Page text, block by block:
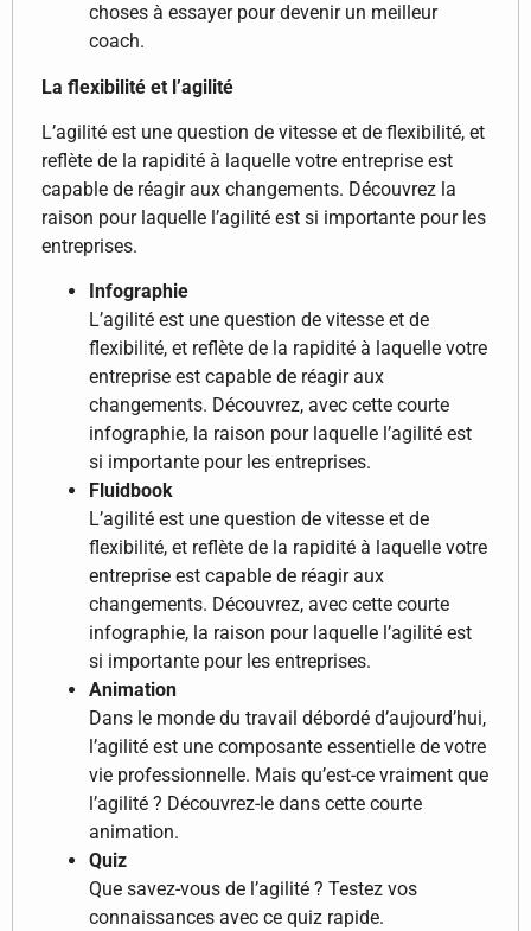
choses à essayer pour devenir un meilleur
coach.
La flexibilité et l’agilité
L’agilité est une question de vitesse et de flexibilité, et
reflète de la rapidité à laquelle votre entreprise est
capable de réagir aux changements. Découvrez la
raison pour laquelle l’agilité est si importante pour les
entreprises.
Infographie
L’agilité est une question de vitesse et de
flexibilité, et reflète de la rapidité à laquelle votre
entreprise est capable de réagir aux
changements. Découvrez, avec cette courte
infographie, la raison pour laquelle l’agilité est
si importante pour les entreprises.
Fluidbook
L’agilité est une question de vitesse et de
flexibilité, et reflète de la rapidité à laquelle votre
entreprise est capable de réagir aux
changements. Découvrez, avec cette courte
infographie, la raison pour laquelle l’agilité est
si importante pour les entreprises.
Animation
Dans le monde du travail débordé d’aujourd’hui,
l’agilité est une composante essentielle de votre
vie professionnelle. Mais qu’est-ce vraiment que
l’agilité ? Découvrez-le dans cette courte
animation.
Quiz
Que savez-vous de l’agilité ? Testez vos
connaissances avec ce quiz rapide.